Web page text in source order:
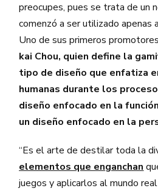
preocupes, pues se trata de un
comenzó a ser utilizado
Uno de sus primeros
kai Chou, quien define la
tipo de diseño que enfatiza
humanas durante los
diseño enfocado en la
un diseño enfocado en la
“Es el arte de destilar toda la
elementos que enganchan
juegos y aplicarlos al mundo